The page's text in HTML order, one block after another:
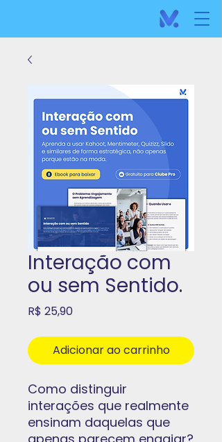
Interação com
ou sem Sentido.
R$ 25,90Preço
Adicionar ao carrinho
Como distinguir
interações que realmente
ensinam daquelas que